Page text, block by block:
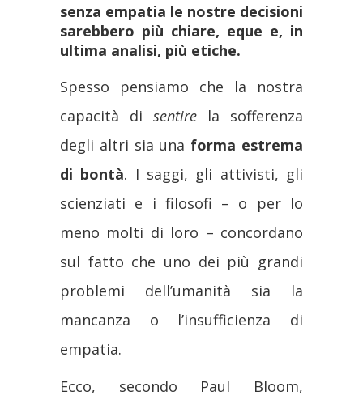
senza empatia le nostre decisioni
sarebbero più chiare, eque e, in
ultima analisi, più etiche.
Spesso pensiamo che la nostra
capacità di sentire la sofferenza
degli altri sia una forma estrema
di bontà. I saggi, gli attivisti, gli
scienziati e i filosofi – o per lo
meno molti di loro – concordano
sul fatto che uno dei più grandi
problemi dell’umanità sia la
mancanza o l’insufficienza di
empatia.
Ecco, secondo Paul Bloom,